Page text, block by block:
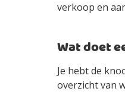
verkoop en
Wat doet
Je hebt de
overzicht van